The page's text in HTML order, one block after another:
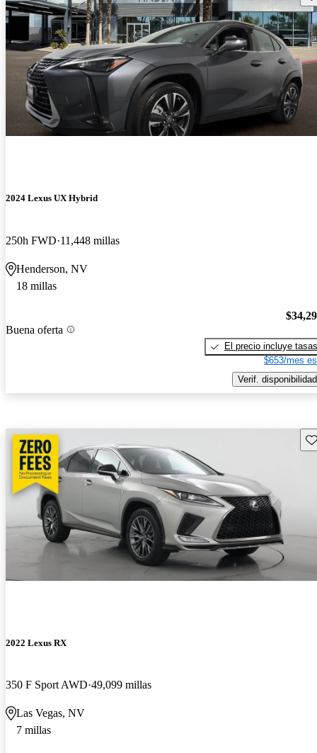
2024 Lexus UX Hybrid
250h FWD 11,448 millas
Henderson, NV
18 millas
Buena oferta
El precio incluye tasas
$653/mes
Verif. disponibilidad
2022 Lexus RX
350 F Sport AWD 49,099 millas
Las Vegas, NV
7 millas